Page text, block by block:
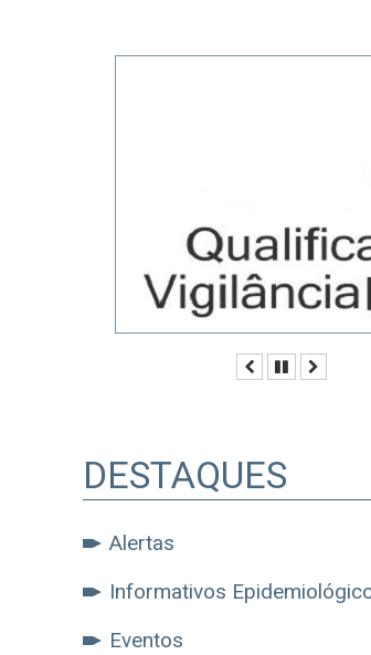
AnteriorPausar
DESTAQUES
Alertas
Informativos
Eventos